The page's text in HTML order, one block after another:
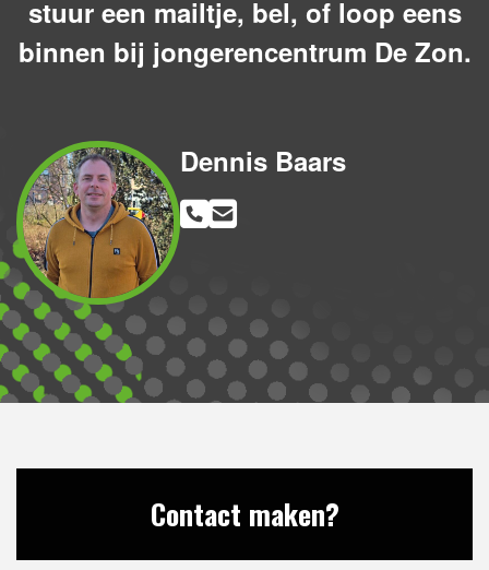
stuur een mailtje, bel, of loop eens
binnen bij jongerencentrum De Zon.
Dennis Baars
Contact maken?